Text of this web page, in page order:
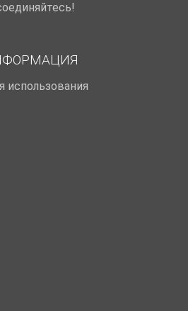
использования